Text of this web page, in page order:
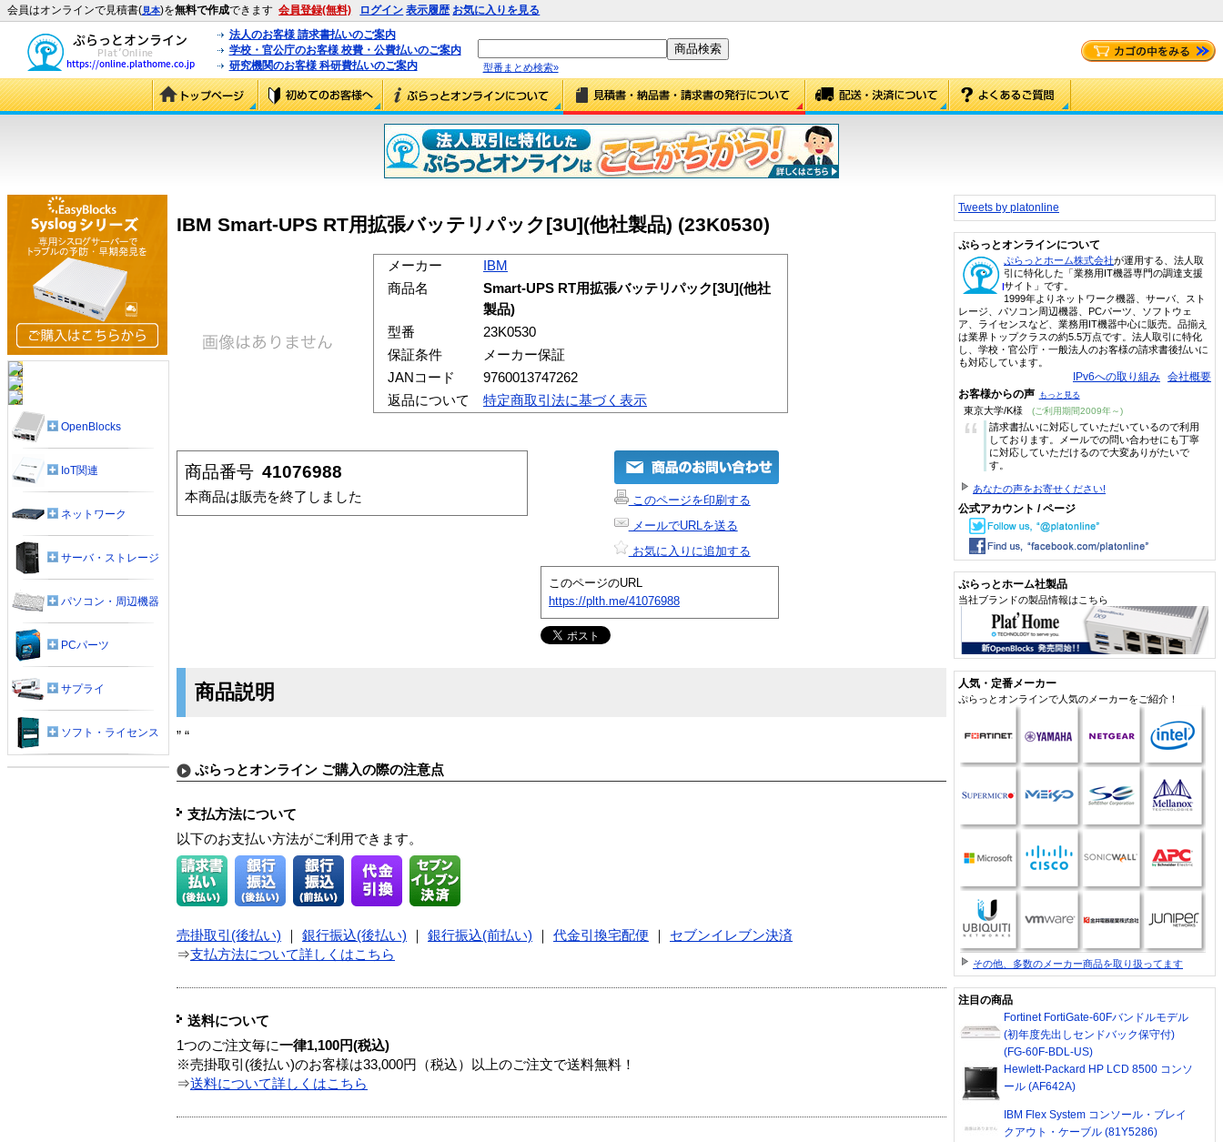
会員はオンラインで見積書(見本)を無料で作成できます 会員登録(無料) ログイン 表示履歴 お気に入りを見る
法人のお客様 請求書払いのご案内
学校・官公庁のお客様 校費・公費払いのご案内
研究機関のお客様 科研費払いのご案内
型番まとめ検索»
IBM Smart-UPS RT用拡張バッテリパック[3U](他社製品) (23K0530)
メーカー
IBM
商品名
Smart-UPS RT用拡張バッテリパック[3U](他社
製品)
型番
23K0530
保証条件
メーカー保証
JANコード
9760013747262
返品について
特定商取引法に基づく表示
商品番号 41076988
本商品は販売を終了しました
このページを印刷する
メールでURLを送る
お気に入りに追加する
このページのURL
https://plth.me/41076988
商品説明
” “
ぷらっとオンライン ご購入の際の注意点
支払方法について
以下のお支払い方法がご利用できます。
売掛取引(後払い) 銀行振込(後払い) 銀行振込(前払い) 代金引換宅配便
セブンイレブン決済
⇒支払方法について詳しくはこちら
送料について
1つのご注文毎に一律1,100円(税込)
※売掛取引(後払い)のお客様は33,000円（税込）以上のご注文で送料無料！
⇒送料について詳しくはこちら
OpenBlocks
IoT関連
ネットワーク
サーバ・ストレージ
パソコン・周辺機器
PCパーツ
サプライ
ソフト・ライセンス
Tweets by platonline
ぷらっとオンラインについて
ぷらっとホーム株式会社が運用する、法人取
引に特化した「業務用IT機器専門の調達支援
サイト」です。
1999年よりネットワーク機器、サーバ、スト
レージ、パソコン周辺機器、PCパーツ、ソフトウェ
ア、ライセンスなど、業務用IT機器中心に販売。品揃え
は業界トップクラスの約5.5万点です。法人取引に特化
し、学校・官公庁・一般法人のお客様の請求書後払いに
も対応しています。
IPv6への取り組み 会社概要
お客様からの声 もっと見る
東京大学/K様 (ご利用期間2009年～)
“
請求書払いに対応していただいているので利用
しております。メールでの問い合わせにも丁寧
に対応していただけるので大変ありがたいで
す。
あなたの声をお寄せください!
公式アカウント / ページ
ぷらっとホーム社製品
当社ブランドの製品情報はこちら
人気・定番メーカー
ぷらっとオンラインで人気のメーカーをご紹介！
その他、多数のメーカー商品を取り扱ってます
注目の商品
Fortinet FortiGate-60Fバンドルモデル
(初年度先出しセンドバック保守付)
(FG-60F-BDL-US)
Hewlett-Packard HP LCD 8500 コンソ
ール (AF642A)
IBM Flex System コンソール・ブレイ
クアウト・ケーブル (81Y5286)